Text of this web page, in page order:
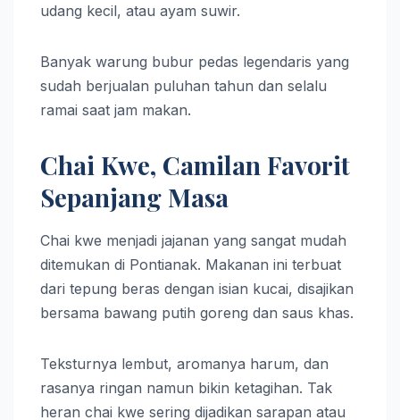
udang kecil, atau ayam suwir.
Banyak warung bubur pedas legendaris yang
sudah berjualan puluhan tahun dan selalu
ramai saat jam makan.
Chai Kwe, Camilan Favorit
Sepanjang Masa
Chai kwe menjadi jajanan yang sangat mudah
ditemukan di Pontianak. Makanan ini terbuat
dari tepung beras dengan isian kucai, disajikan
bersama bawang putih goreng dan saus khas.
Teksturnya lembut, aromanya harum, dan
rasanya ringan namun bikin ketagihan. Tak
heran chai kwe sering dijadikan sarapan atau